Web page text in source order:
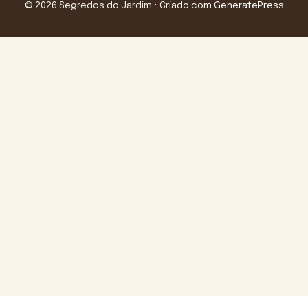
© 2026 Segredos do Jardim • Criado com GeneratePress